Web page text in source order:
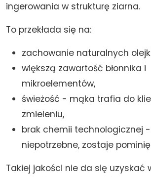
ingerowania w strukturę ziarna.
To przekłada się na:
zachowanie naturalnych
większą zawartość błonnika i
mikroelementów,
świeżość - mąka trafia do
zmieleniu,
brak chemii technologicznej
niepotrzebne, zostaje
Takiej jakości nie da się uzyskać